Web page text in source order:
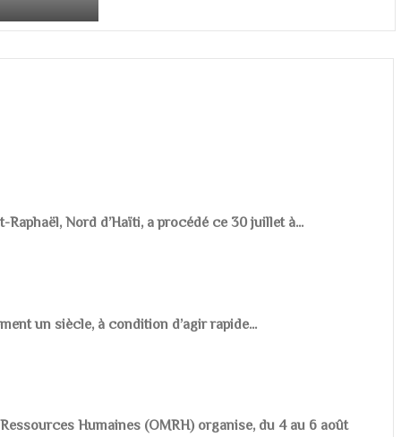
Nord d’Haïti, a procédé ce 30 juillet à...
un siècle, à condition d’agir rapide...
Humaines (OMRH) organise, du 4 au 6 août